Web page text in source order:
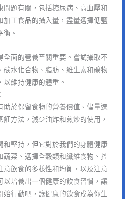
問題有關，包括糖尿病、高血壓和
加工食品的攝入量，盡量選擇低鹽
衡。
全面的營養至關重要。嘗試攝取不
碳水化合物、脂肪、維生素和礦物
以維持健康的體重。
助於保留食物的營養價值。儘量選
方法，減少油炸和煎炒的使用，
和堅持，但它對於我們的身體健康
蔬菜、選擇全穀類和纖維食物、控
意飲食的多樣性和均衡，以及注意
以培養出一個健康的飲食習慣，讓
始行動吧，讓健康的飲食成為你生